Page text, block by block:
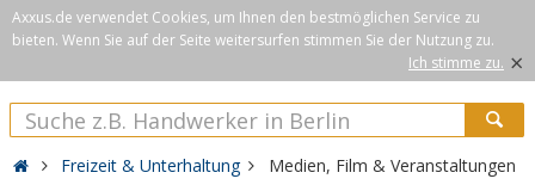
Axxus.de verwendet Cookies, um Ihnen den bestmöglichen Service zu
bieten. Wenn Sie auf der Seite weitersurfen stimmen Sie der Nutzung zu.
Ich stimme zu. ×
Freizeit & Unterhaltung Medien, Film & Veranstaltungen